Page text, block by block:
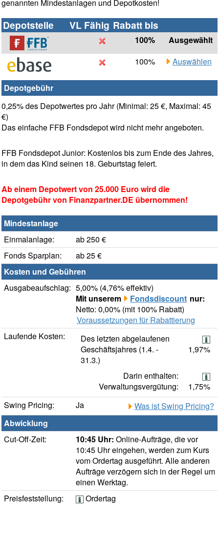
genannten Mindestanlagen und Depotkosten!
Depotstelle VL Fähig Rabatt bis
100%
Ausgewählt
100%
Auswählen
Depotgebühr
0,25% des Depotwertes pro Jahr (Minimal: 25 €, Maximal: 45
€)
Das einfache FFB Fondsdepot wird nicht mehr angeboten.
FFB Fondsdepot Junior: Kostenlos bis zum Ende des Jahres,
in dem das Kind seinen 18. Geburtstag feiert.
Ab einem Depotwert von 25.000 Euro wird die
Depotgebühr von Finanzpartner.DE übernommen!
Mindestanlage
Einmalanlage:
ab 250 €
Fonds Sparplan:
ab 25 €
Kosten und Gebühren
Ausgabeaufschlag: 5,00% (4,76% effektiv)
Mit unserem
Fondsdiscount nur:
Netto: 0,00% (mit 100% Rabatt)
Voraussetzungen für Rabattierung
Laufende Kosten:
Des letzten abgelaufenen
Geschäftsjahres (1.4. -
31.3.)
1,97%
Darin enthalten:
Verwaltungsvergütung:
1,75%
Swing Pricing:
Ja
Was ist Swing Pricing?
Abwicklung
Cut-Off-Zeit:
10:45 Uhr: Online-Aufträge, die vor
10:45 Uhr eingehen, werden zum Kurs
vom Ordertag ausgeführt. Alle anderen
Aufträge verzögern sich in der Regel um
einen Werktag.
Preisfeststellung:
Ordertag